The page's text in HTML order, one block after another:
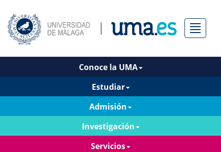
Menú
Conoce la UMA
Estudiar
Admisión
Investigación
Servicios